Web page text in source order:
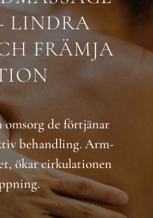
LINDRA
FRÄMJA
omsorg de förtjänar
behandling. Arm-
ökar cirkulationen